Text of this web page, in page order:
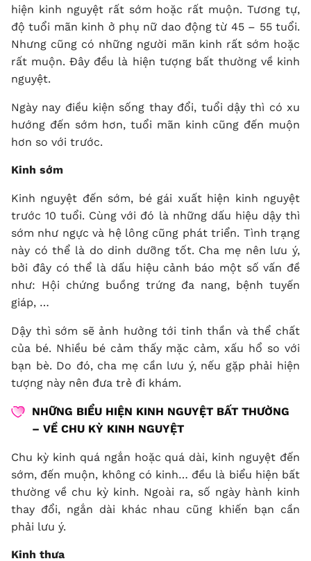
hiện kinh nguyệt rất sớm hoặc rất muộn. Tương tự,
độ tuổi mãn kinh ở phụ nữ dao động từ 45 – 55 tuổi.
Nhưng cũng có những người mãn kinh rất sớm hoặc
rất muộn. Đây đều là hiện tượng bất thường về kinh
nguyệt.
Ngày nay điều kiện sống thay đổi, tuổi dậy thì có xu
hướng đến sớm hơn, tuổi mãn kinh cũng đến muộn
hơn so với trước.
Kinh sớm
Kinh nguyệt đến sớm, bé gái xuất hiện kinh nguyệt
trước 10 tuổi. Cùng với đó là những dấu hiệu dậy thì
sớm như ngực và hệ lông cũng phát triển. Tình trạng
này có thể là do dinh dưỡng tốt. Cha mẹ nên lưu ý,
bởi đây có thể là dấu hiệu cảnh báo một số vấn đề
như: Hội chứng buồng trứng đa nang, bệnh tuyến
giáp, …
Dậy thì sớm sẽ ảnh hưởng tới tinh thần và thể chất
của bé. Nhiều bé cảm thấy mặc cảm, xấu hổ so với
bạn bè. Do đó, cha mẹ cần lưu ý, nếu gặp phải hiện
tượng này nên đưa trẻ đi khám.
NHỮNG BIỂU HIỆN KINH NGUYỆT BẤT THƯỜNG
– VỀ CHU KỲ KINH NGUYỆT
Chu kỳ kinh quá ngắn hoặc quá dài, kinh nguyệt đến
sớm, đến muộn, không có kinh… đều là biểu hiện bất
thường về chu kỳ kinh. Ngoài ra, số ngày hành kinh
thay đổi, ngắn dài khác nhau cũng khiến bạn cần
phải lưu ý.
Kinh thưa